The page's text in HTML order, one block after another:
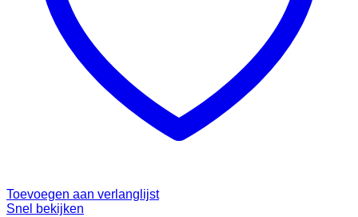
Toevoegen aan verlanglijst
Snel bekijken